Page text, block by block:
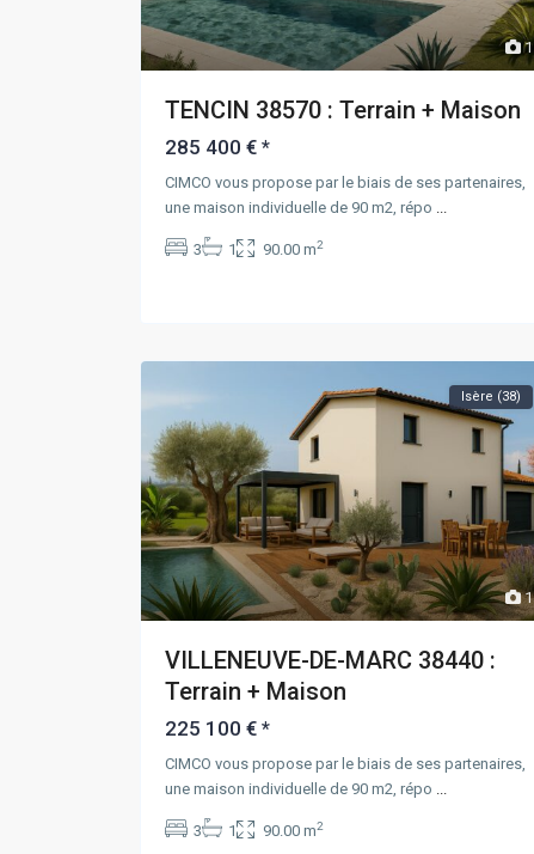
1
TENCIN 38570 : Terrain + Maison
285 400 € *
CIMCO vous propose par le biais de ses partenaires,
une maison individuelle de 90 m2, répo
3 1 90.00 m2
1
Isère (38)
VILLENEUVE-DE-MARC 38440 :
Terrain + Maison
225 100 € *
CIMCO vous propose par le biais de ses partenaires,
une maison individuelle de 90 m2, répo
3 1 90.00 m2